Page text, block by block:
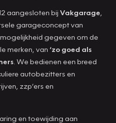
aangesloten bij Vakgarage
garageconcept van
gegeven om de
merken, van ‘zo goed als
. We bedienen een breed
autobezitters en
zzp’ers en
en toewijding aan